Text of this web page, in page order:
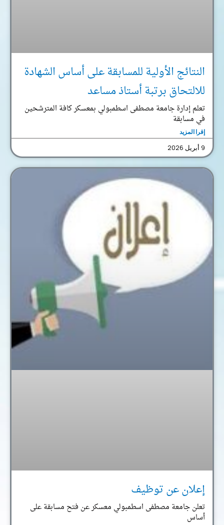
النتائج الأولية للمسابقة على أساس الشهادة
للالتحاق برتبة أستاذ مساعد
تعلم إدارة جامعة مصطفى اسطمبولي بمعسكر كافة المترشحين
في مسابقة
إقرا المزيد
9 أبريل 2026
إعلان عن توظيف
تعلن جامعة مصطفى اسطمبولي معسكر عن فتح مسابقة على
أساس